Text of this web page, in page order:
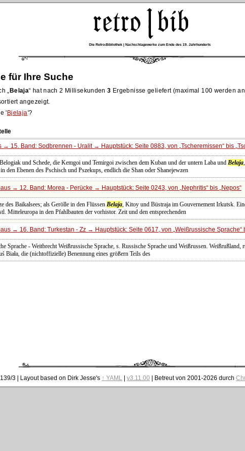
Die Retro-Bibliothek | Nachschlagewerke zum Ende des 19. Jahrhunderts
für Ihre Suche
Belaja hat nach 2 Millisekunden3 Ergebnisse geliefert (maximal 100 werden
angezeigt.
' Bjelaja'?
→ 15. Band: Sodbrennen - Uralit → Hauptstück: Seite 0883, von Tscheremissen bis
und Schede, die Kemgoi und Temirgoi zwischen dem Kuban und der untern Laba undBelaja
den Ebenen des Pschisch und Pszekups, endlich die Shan oder Shanejewzen
→ 12. Band: Morea - Perücke → Hauptstück: Seite 0243, von Nephritis bis Nepos
des Baikalsees; als Gerölle in den FlüssenBelaja, Kitoy und Büstraja im Gouvernement Irkutsk.
Mitteleuropa in den Pfahlbauten der vorhistor. Zeit und den entsprechenden
→ 16. Band: Turkestan - Zz → Hauptstück: Seite 0617, von Weißrussische Sprache
Sprache - Weitbrecht Weißrussische Sprache, s. Russische Sprache und Weißrussen.
Biała, die (nichtoffizielle) Benennung eines größern Teils des
3 | Layout based on Dirk Jesse's ↑ YAML| v3.11.00 | Betreut von 2001-2026 durch